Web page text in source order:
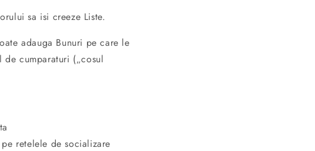
sa isi creeze Liste.
adauga Bunuri pe care le
cumparaturi („cosul
retelele de socializare